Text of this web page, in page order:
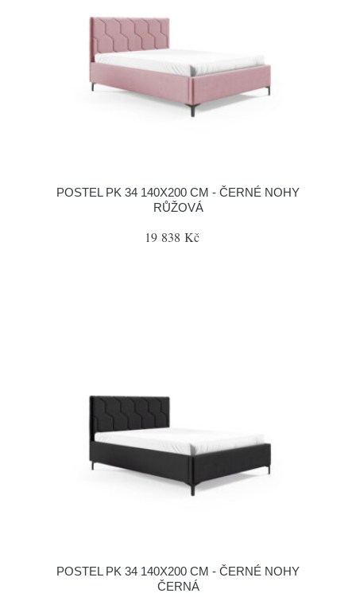
POSTEL PK 34 140X200 CM - ČERNÉ NOHY
RŮŽOVÁ
19 838 Kč
POSTEL PK 34 140X200 CM - ČERNÉ NOHY
ČERNÁ